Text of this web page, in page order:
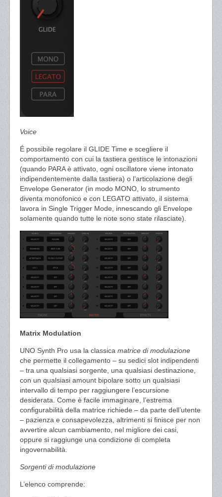
Voice
É possibile regolare il GLIDE Time e scegliere il
comportamento con cui la tastiera gestisce le intonazioni
(quando PARA è attivato, ogni oscillatore viene intonato
indipendentemente dalla tastiera) o l’articolazione degli
Envelope Generator (in modo MONO, lo strumento
diventa monofonico e con LEGATO attivato, il sistema
lavora in Single Trigger Mode, innescando gli Envelope
solamente quando tutte le note sono state rilasciate).
Matrix Modulation
UNO Synth Pro usa la classica matrice di modulazione
che permette il collegamento – su sedici slot indipendenti
– tra una qualsiasi sorgente, una qualsiasi destinazione,
con un qualsiasi amount bipolare sotto un qualsiasi
intervallo di tempo per raggiungere l’escursione
desiderata. Come è facile immaginare, l’estrema
configurabilità della matrice richiede – da parte dell’utente
– pazienza e consapevolezza, altrimenti si finisce per non
avvertire alcun cambiamento, nel migliore dei casi,
oppure si raggiunge una condizione di completa
ingovernabilità.
Sorgenti di modulazione
L’elenco comprende: